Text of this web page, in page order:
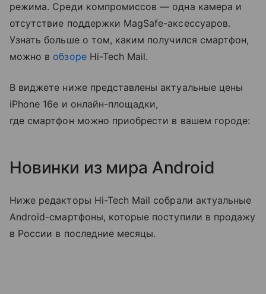
режима. Среди компромиссов — одна камера и
отсутствие поддержки MagSafe-аксессуаров.
Узнать больше о том, каким получился смартфон,
можно в обзореHi-Tech Mail.
В виджете ниже представлены актуальные цены
iPhone 16e и онлайн-площадки,
где смартфон можно приобрести в вашем городе:
Новинки из мира Android
Ниже редакторы Hi-Tech Mail собрали актуальные
Android-смартфоны, которые поступили в продажу
в России в последние месяцы.